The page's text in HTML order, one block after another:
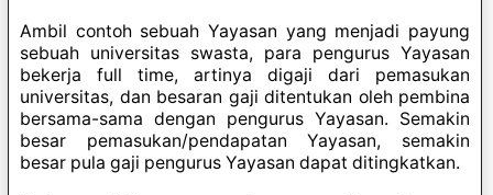
Ambil contoh sebuah Yayasan yang menjadi payung
sebuah universitas swasta, para pengurus Yayasan
bekerja full time, artinya digaji dari pemasukan
universitas, dan besaran gaji ditentukan oleh pembina
bersama-sama dengan pengurus Yayasan. Semakin
besar pemasukan/pendapatan Yayasan, semakin
besar pula gaji pengurus Yayasan dapat ditingkatkan.